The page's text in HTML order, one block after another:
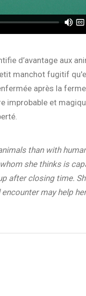
d’avantage aux
manchot fugitif
après la
improbable et
than with
she thinks is
after closing time.
may help